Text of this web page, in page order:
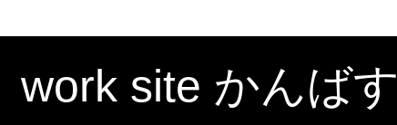
work site かんばす